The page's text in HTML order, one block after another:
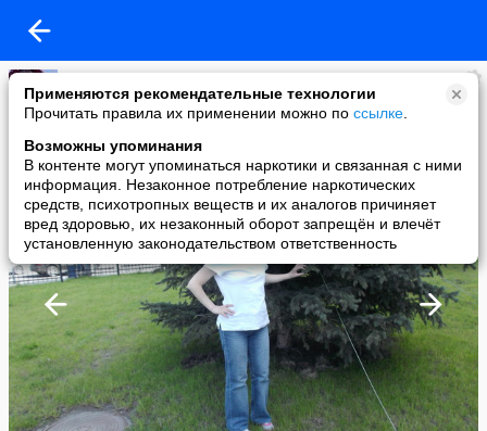
Применяются рекомендательные технологии
Прочитать правила их применении можно по ссылке
Возможны упоминания
В контенте могут упоминаться наркотики и связанная с ними
информация. Незаконное потребление наркотических
средств, психотропных веществ и их аналогов причиняет
вред здоровью, их незаконный оборот запрещён и влечёт
установленную законодательством ответственность
светлана
added a photo
22 May в 19:21